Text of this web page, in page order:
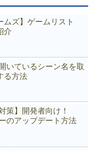
ムズ】ゲームリスト
介
いているシーン名を取
る方法
策】開発者向け！
のアップデート方法